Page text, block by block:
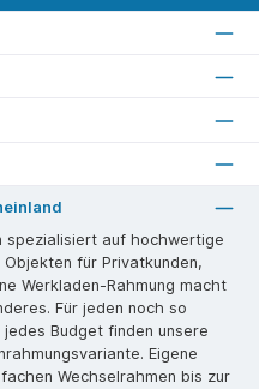
spezialisiert auf hochwertige
Objekten für Privatkunden,
Werkladen-Rahmung macht
Für jeden noch so
Budget finden unsere
Eigene
Wechselrahmen bis zur